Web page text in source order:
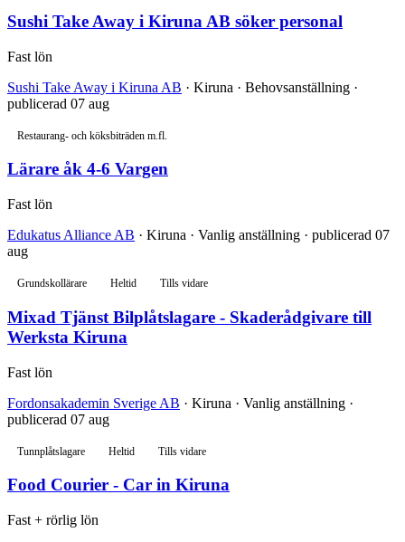
Sushi Take Away i Kiruna AB söker personal
Fast lön
Sushi Take Away i Kiruna AB · Kiruna · Behovsanställning ·
publicerad 07 aug
Restaurang- och köksbiträden m.fl.
Lärare åk 4-6 Vargen
Fast lön
Edukatus Alliance AB · Kiruna · Vanlig anställning · publicerad 07
aug
Grundskollärare Heltid Tills vidare
Mixad Tjänst Bilplåtslagare - Skaderådgivare till
Werksta Kiruna
Fast lön
Fordonsakademin Sverige AB · Kiruna · Vanlig anställning ·
publicerad 07 aug
Tunnplåtslagare Heltid Tills vidare
Food Courier - Car in Kiruna
Fast + rörlig lön